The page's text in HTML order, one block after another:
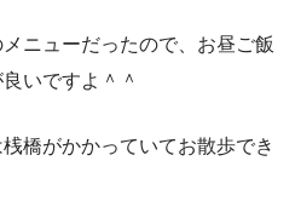
ニューだったので、お昼ご飯
いですよ＾＾
橋がかかっていてお散歩でき